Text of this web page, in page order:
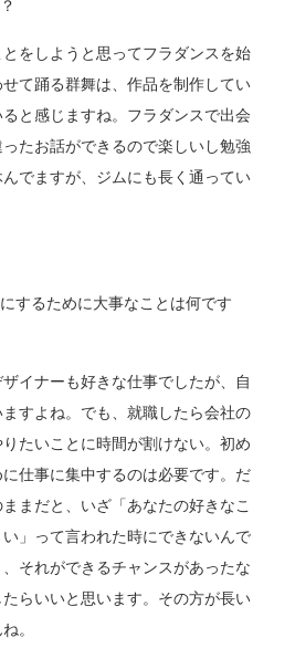
をしようと思ってフラダンスを始
て踊る群舞は、作品を制作してい
と感じますね。フラダンスで出会
たお話ができるので楽しいし勉強
でますが、ジムにも長く通ってい
するために大事なことは何です
イナーも好きな仕事でしたが、自
すよね。でも、就職したら会社の
たいことに時間が割けない。初め
仕事に集中するのは必要です。だ
まだと、いざ「あなたの好きなこ
」って言われた時にできないんで
それができるチャンスがあったな
らいいと思います。その方が長い
。